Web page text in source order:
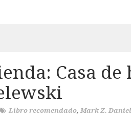
Casa de
Libro recomendado, Mark Z.